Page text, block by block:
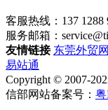
客服热线：137 1288
服务邮箱：
友情链接 东莞外贸
易站通
Copyright © 2007-
信部网站备案号： 粤